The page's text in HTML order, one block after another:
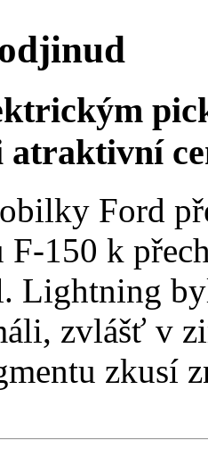
atraktivní
Ford
F-150 k
Lightning
zvlášť v
zkusí